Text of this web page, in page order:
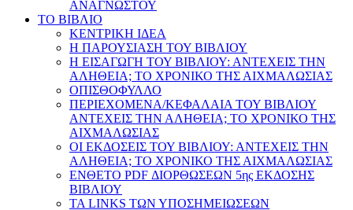
ΑΝΑΓΝΩΣΤΟΥ
ΤΟ ΒΙΒΛΙΟ
ΚΕΝΤΡΙΚΗ ΙΔΕΑ
Η ΠΑΡΟΥΣΙΑΣΗ ΤΟΥ ΒΙΒΛΙΟΥ
Η ΕΙΣΑΓΩΓΗ ΤΟΥ ΒΙΒΛΙΟΥ: ΑΝΤΕΧΕΙΣ ΤΗΝ
ΑΛΗΘΕΙΑ; ΤΟ ΧΡΟΝΙΚΟ ΤΗΣ ΑΙΧΜΑΛΩΣΙΑΣ
ΟΠΙΣΘΟΦΥΛΛΟ
ΠΕΡΙΕΧΟΜΕΝΑ/ΚΕΦΑΛΑΙΑ ΤΟΥ ΒΙΒΛΙΟΥ
ΑΝΤΕΧΕΙΣ ΤΗΝ ΑΛΗΘΕΙΑ; ΤΟ ΧΡΟΝΙΚΟ ΤΗΣ
ΑΙΧΜΑΛΩΣΙΑΣ
ΟΙ ΕΚΔΟΣΕΙΣ ΤΟΥ ΒΙΒΛΙΟΥ: ΑΝΤΕΧΕΙΣ ΤΗΝ
ΑΛΗΘΕΙΑ; ΤΟ ΧΡΟΝΙΚΟ ΤΗΣ ΑΙΧΜΑΛΩΣΙΑΣ
ΕΝΘΕΤΟ PDF ΔΙΟΡΘΩΣΕΩΝ 5ης ΕΚΔΟΣΗΣ
ΒΙΒΛΙΟΥ
ΤΑ LINKS ΤΩΝ ΥΠΟΣΗΜΕΙΩΣΕΩΝ